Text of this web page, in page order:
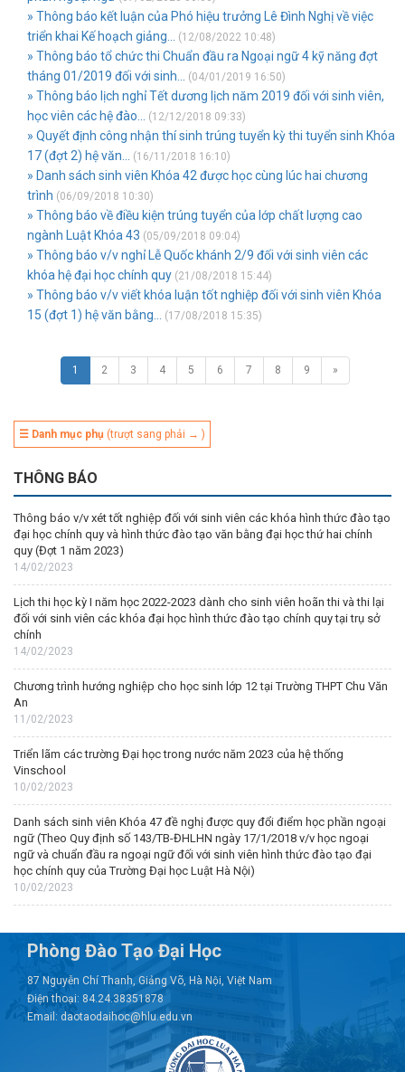
» Thông báo kết luận của Phó hiệu trưởng Lê Đình Nghị về việc
triển khai Kế hoạch giảng...
(12/08/2022 10:48)
» Thông báo tổ chức thi Chuẩn đầu ra Ngoại ngữ 4 kỹ năng đợt
tháng 01/2019 đối với sinh...
(04/01/2019 16:50)
» Thông báo lịch nghỉ Tết dương lịch năm 2019 đối với sinh viên,
học viên các hệ đào...
(12/12/2018 09:33)
» Quyết định công nhận thí sinh trúng tuyển kỳ thi tuyển sinh Khóa
17 (đợt 2) hệ văn...
(16/11/2018 16:10)
» Danh sách sinh viên Khóa 42 được học cùng lúc hai chương
trình (06/09/2018 10:30)
» Thông báo về điều kiện trúng tuyển của lớp chất lượng cao
ngành Luật Khóa 43 (05/09/2018 09:04)
» Thông báo v/v nghỉ Lễ Quốc khánh 2/9 đối với sinh viên các
khóa hệ đại học chính quy (21/08/2018 15:44)
» Thông báo v/v viết khóa luận tốt nghiệp đối với sinh viên Khóa
15 (đợt 1) hệ văn bằng...
(17/08/2018 15:35)
1 2 3 4 5 6 7 8 9 »
☰ Danh mục phụ (trượt sang phải → )
THÔNG BÁO
Thông báo v/v xét tốt nghiệp đối với sinh viên các khóa hình thức đào tạo
đại học chính quy và hình thức đào tạo văn bằng đại học thứ hai chính
quy (Đợt 1 năm 2023)
14/02/2023
Lịch thi học kỳ I năm học 2022-2023 dành cho sinh viên hoãn thi và thi lại
đối với sinh viên các khóa đại học hình thức đào tạo chính quy tại trụ sở
chính
14/02/2023
Chương trình hướng nghiệp cho học sinh lớp 12 tại Trường THPT Chu Văn
An
11/02/2023
Triển lãm các trường Đại học trong nước năm 2023 của hệ thống
Vinschool
10/02/2023
Danh sách sinh viên Khóa 47 đề nghị được quy đổi điểm học phần ngoại
ngữ (Theo Quy định số 143/TB-ĐHLHN ngày 17/1/2018 v/v học ngoại
ngữ và chuẩn đầu ra ngoại ngữ đối với sinh viên hình thức đào tạo đại
học chính quy của Trường Đại học Luật Hà Nội)
10/02/2023
Phòng Đào Tạo Đại Học
87 Nguyễn Chí Thanh, Giảng Võ, Hà Nội, Việt Nam
Điện thoại: 84.24.38351878
Email: daotaodaihoc@hlu.edu.vn